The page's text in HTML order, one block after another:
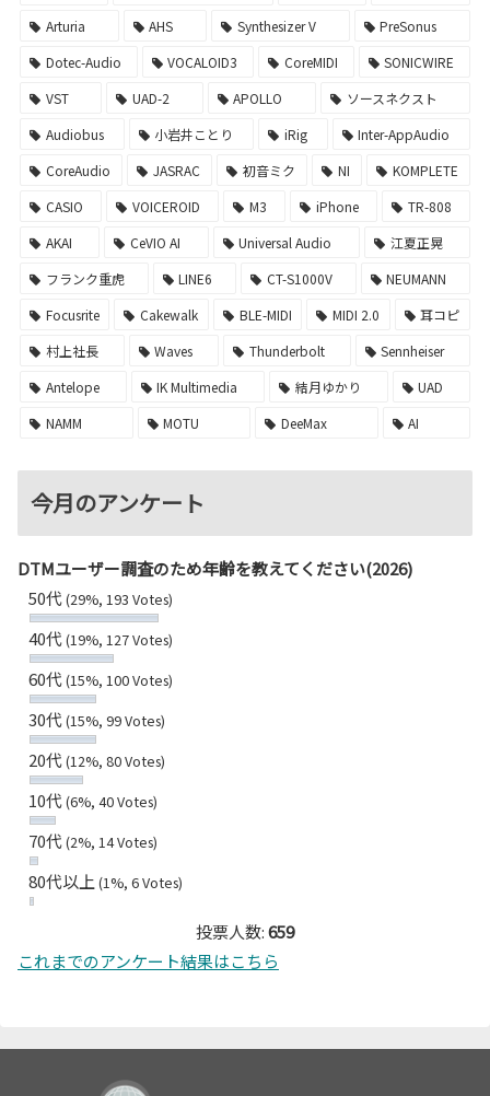
Arturia
AHS Synthesizer V
PreSonus
Dotec-Audio
VOCALOID3 CoreMIDI
SONICWIRE
VST
UAD-2 APOLLO
ソースネクスト
Audiobus
小岩井ことり iRig
Inter-AppAudio
CoreAudio
JASRAC 初音ミク NI
KOMPLETE
CASIO
VOICEROID M3 iPhone
TR-808
AKAI
CeVIO AI Universal Audio
江夏正晃
フランク重虎
LINE6 CT-S1000V
NEUMANN
Focusrite
Cakewalk BLE-MIDI MIDI 2.0
耳コピ
村上社長
Waves Thunderbolt
Sennheiser
Antelope
IK Multimedia 結月ゆかり
UAD
NAMM
MOTU DeeMax AI
今月のアンケート
DTMユーザー調査のため年齢を教えてください(2026)
50代(29%, 193 Votes)
40代(19%, 127 Votes)
60代(15%, 100 Votes)
30代(15%, 99 Votes)
20代(12%, 80 Votes)
10代(6%, 40 Votes)
70代(2%, 14 Votes)
80代以上 (1%, 6 Votes)
投票人数:659
これまでのアンケート結果はこちら